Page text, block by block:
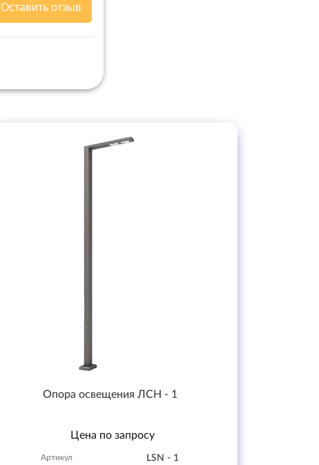
Оставить отзыв
Опора освещения ЛСН - 1
Цена по запросу
Артикул LSN - 1